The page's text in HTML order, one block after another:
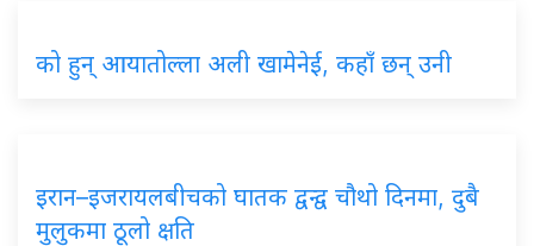
को हुन् आयातोल्ला अली खामेनेई, कहाँ छन् उनी
इरान–इजरायलबीचको घातक द्वन्द्व चौथो दिनमा, दुबै
मुलुकमा ठूलो क्षति